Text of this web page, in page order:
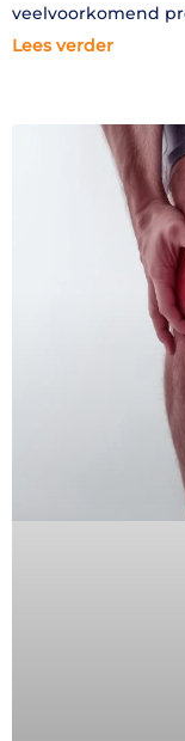
veelvoorkomend
Lees verder